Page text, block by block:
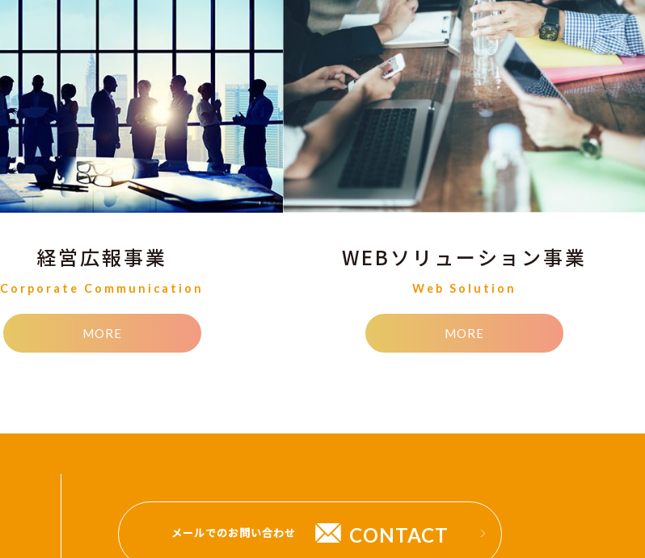
経営広報事業
Corporate Communication
MORE
WEBソリューション事業
Web Solution
MORE
メールでのお問い合わせ CONTACT